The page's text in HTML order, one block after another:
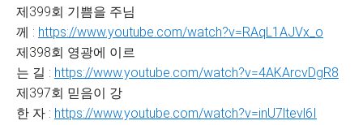
제399회 기쁨을 주님
께 : https://www.youtube.com/watch?v=RAqL1AJVx_o
제398회 영광에 이르
는 길 : https://www.youtube.com/watch?v=4AKArcvDgR8
제397회 믿음이 강
한 자 : https://www.youtube.com/watch?v=inU7ltevl6I